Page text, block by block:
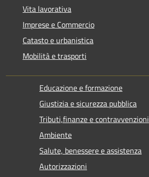
Vita lavorativa
Imprese e Commercio
Catasto e urbanistica
Mobilità e trasporti
Educazione e formazione
Giustizia e sicurezza pubblica
Tributi,finanze e contravvenzioni
Ambiente
Salute, benessere e assistenza
Autorizzazioni